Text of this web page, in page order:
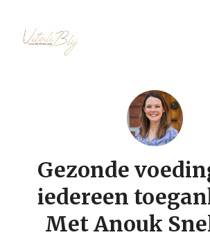
Gezonde
iedereen
Met Anouk